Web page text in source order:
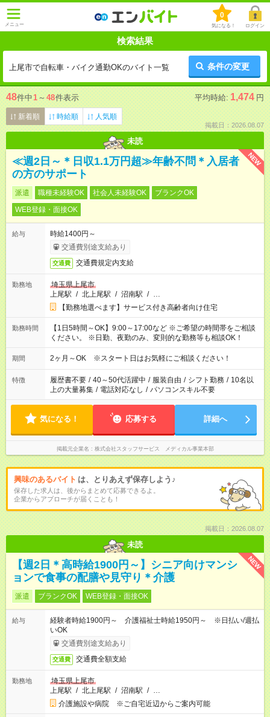
メニュー
0
気になる！ ログイン
検索結果
上尾市で自転車・バイク通勤OKのバイト一覧 条件の変更
48件中1 ～ 48件表示 平均時給: 1,474 円
新着順 時給順 人気順
掲載日：2026.08.07
未読
NEW
≪週2日～＊日収1.1万円超≫年齢不問＊入居者
の方のサポート
派遣 職種未経験OK 社会人未経験OK
ブランクOK
WEB登録・面接OK
給与
時給1400円～
交通費別途支給あり
交通費 交通費規定内支給
勤務地
埼玉県上尾市
上尾駅 / 北上尾駅 / 沼南駅 / …
【勤務地選べます】サービス付き高齢者向け住宅
勤務時間
【1日5時間～OK】9:00～17:00など ※ご希望の時間帯をご相談
ください。 ※日勤、夜勤のみ、変則的な勤務等も相談OK！
期間 2ヶ月～OK ※スタート日はお気軽にご相談ください！
特徴 履歴書不要 / 40～50代活躍中 / 服装自由 / シフト勤務 / 10名以
上の大量募集 / 電話対応なし / パソコンスキル不要
気になる！ 応募する 詳細へ
掲載元企業名 株式会社スタッフサービス メディカル事業本部
興味のあるバイト は、とりあえず保存しよう♪
保存した求人は、後からまとめて応募できるよ。
企業からアプローチが届くことも！
掲載日：2026.08.07
未読
NEW
【週2日＊高時給1900円～】シニア向けマンシ
ョンで食事の配膳や見守り＊介護
派遣 ブランクOK WEB登録・面接OK
給与
経験者時給1900円～ 介護福祉士時給1950円～ ※日払い/週払
いOK
交通費別途支給あり
交通費 交通費全額支給
勤務地
埼玉県上尾市
上尾駅 / 北上尾駅 / 沼南駅 / …
介護施設や病院 ※ご自宅近辺からご案内可能